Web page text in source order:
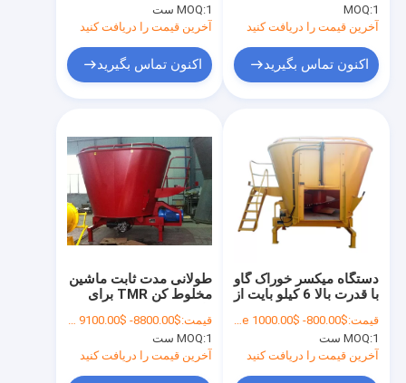
MOQ:1 ست
آخرین قیمت را دریافت کنید
اکنون تماس بگیرید
MOQ:1
آخرین قیمت را دریافت کنید
اکنون تماس بگیرید
طولانی مدت ثابت ماشین
مخلوط کن TMR برای
قیمت:$8800.00- $9100.00 piece
MOQ:1 ست
آخرین قیمت را دریافت کنید
دستگاه میکسر خوراک گاو
با قدرت بالا 6 کیلو بایت از
قیمت:$800.00- $1000.00 piece
MOQ:1 ست
آخرین قیمت را دریافت کنید